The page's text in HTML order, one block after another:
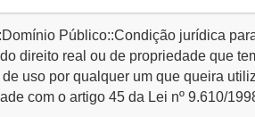
Público::Condição jurídica
direito real ou de propriedade que
de uso por qualquer um que queira
com o artigo 45 da Lei nº 9.610/